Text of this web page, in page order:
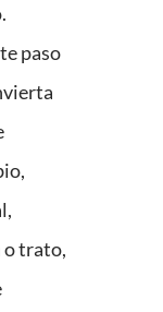
paso
o trato,